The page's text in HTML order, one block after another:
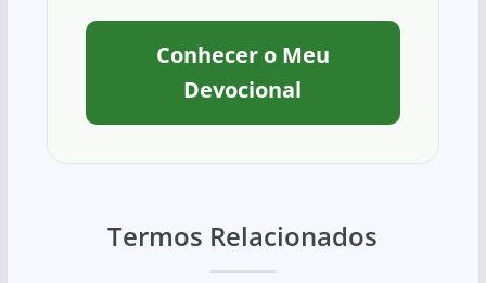
Conhecer o Meu
Devocional
Termos Relacionados